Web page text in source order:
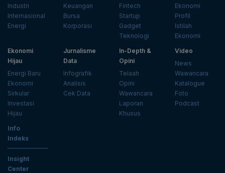
Industri
Internasional
Energi
Keuangan
Bursa
Korporasi
Fintech
Startup
Gadget
Teknologi
Ekonomi
Profil
Istilah
Ekonomi
Ekonomi
Hijau
Energi Baru
Ekonomi
Sirkular
Investasi
Hijau
Jurnalisme
Data
Infografik
Analisis
Cek Data
In-Depth &
Opini
Telaah
Opini
Wawancara
Laporan
Khusus
Video
News
Wawancara
Katalogue
Foto
Podcast
Info
Indeks
Insight
Center